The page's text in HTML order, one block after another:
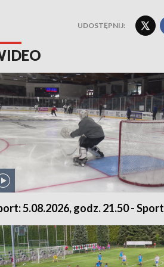
UDOSTĘPNIJ:
5.08.2026, godz. 21.50 - Sport